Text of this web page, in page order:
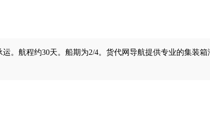
。航程约30天。船期为2/4。货代网导航提供专业的集装